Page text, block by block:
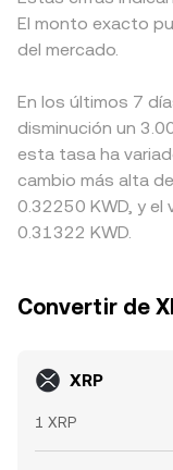
El monto exacto
del mercado.
En los últimos 7
disminución un
esta tasa ha
cambio más alta
0.32250 KWD, y el
0.31322 KWD.
Convertir de
XRP
1 XRP